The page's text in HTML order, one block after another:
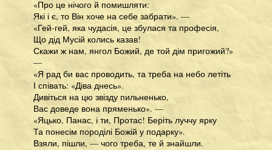
«Про це нічого й помишляти:
Які і є, то Він хоче на себе забрати». —
«Гей-гей, яка чудасія, це збулася та професія,
Що дід Мусій колись казав!
Скажи ж нам, янгол Божий, де той дім пригожий?»
—
«Я рад би вас проводить, та треба на небо летіть
І співать: «Діва днесь».
Дивіться на цю звізду пильненько,
Вас доведе вона пряменько». —
«Яцько, Панас, і ти, Протас! Беріть луччу ярку
Та понесім породілі Божій у подарку».
Взяли, пішли, — чого треба, те й знайшли.